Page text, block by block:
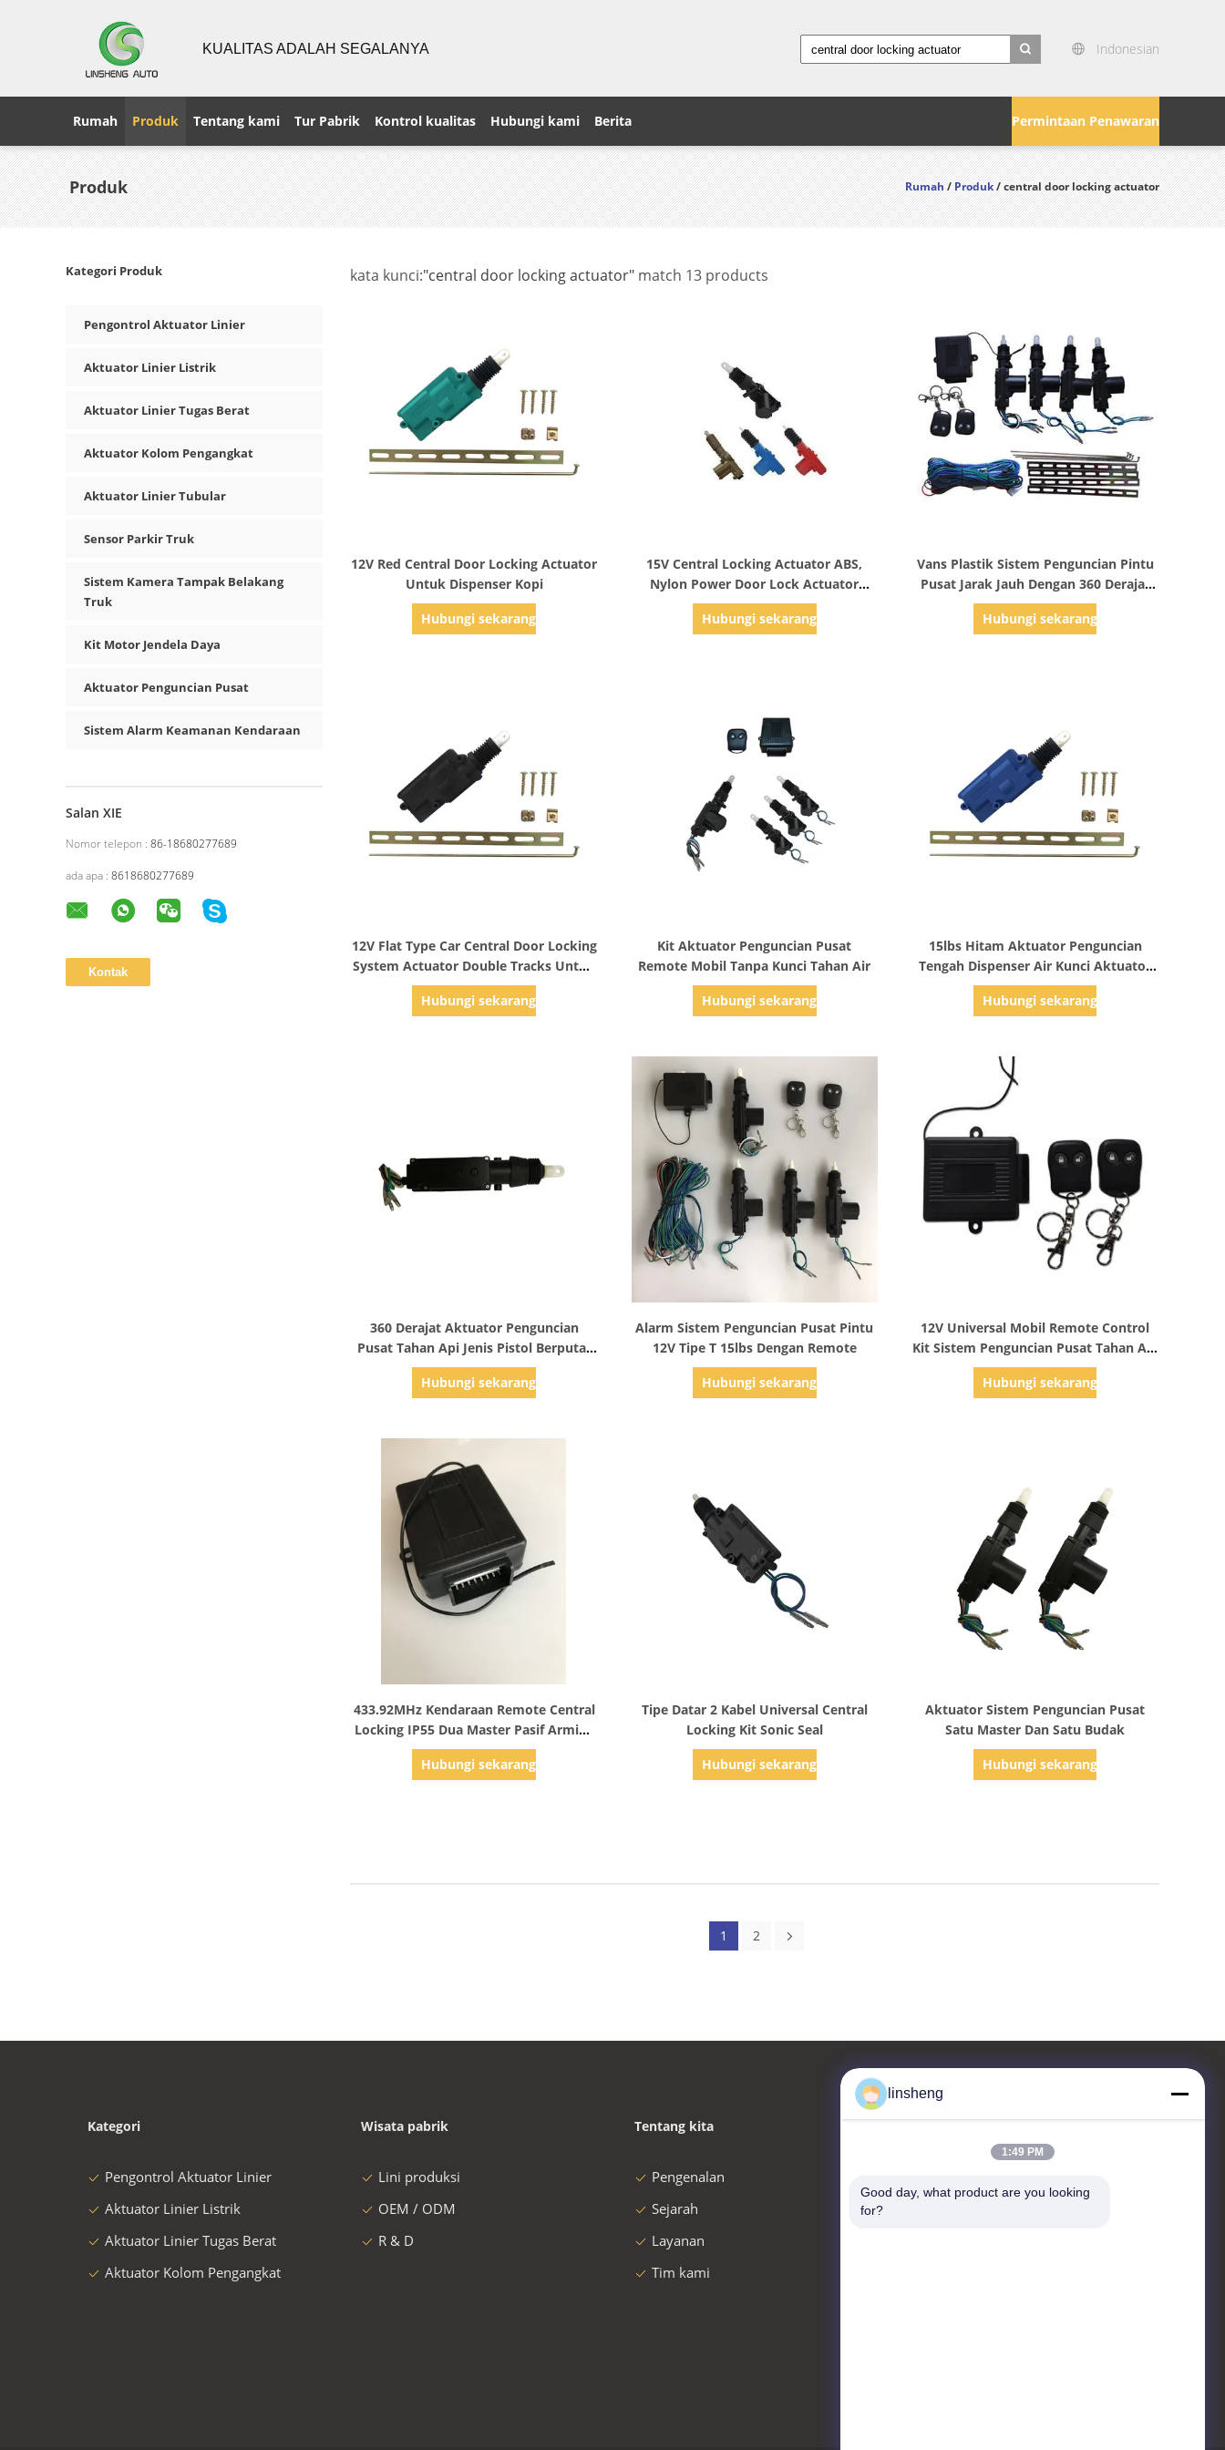
KUALITAS ADALAH SEGALANYA Indonesian
Permintaan Penawaran
Rumah Produk Tentang kami Tur Pabrik Kontrol kualitas Hubungi kami Berita
Produk Rumah/Produk/ central door locking actuator
Kategori Produk
Pengontrol Aktuator Linier
Aktuator Linier Listrik
Aktuator Linier Tugas Berat
Aktuator Kolom Pengangkat
Aktuator Linier Tubular
Sensor Parkir Truk
Sistem Kamera Tampak Belakang
Truk
Kit Motor Jendela Daya
Aktuator Penguncian Pusat
Sistem Alarm Keamanan Kendaraan
Salan XIE
Nomor telepon : 86-18680277689
ada apa : 8618680277689
kata kunci:"central door locking actuator" match 13 products
12V Red Central Door Locking Actuator
Untuk Dispenser Kopi
Hubungi sekarang
15V Central Locking Actuator ABS,
Nylon Power Door Lock Actuator
Motor
Hubungi sekarang
Vans Plastik Sistem Penguncian Pintu
Pusat Jarak Jauh Dengan 360 Derajat
Tahan Api
Hubungi sekarang
12V Flat Type Car Central Door Locking
System Actuator Double Tracks Untuk
Perabotan Rumah Tangga
Hubungi sekarang
Kit Aktuator Penguncian Pusat
Remote Mobil Tanpa Kunci Tahan Air
Hubungi sekarang
15lbs Hitam Aktuator Penguncian
Tengah Dispenser Air Kunci Aktuator
Motor Dengan Termistor
Hubungi sekarang
360 Derajat Aktuator Penguncian
Pusat Tahan Api Jenis Pistol Berputar
Nylon Kunci Alarm Anti Pencurian
Hubungi sekarang
Alarm Sistem Penguncian Pusat Pintu
12V Tipe T 15lbs Dengan Remote
Hubungi sekarang
12V Universal Mobil Remote Control
Kit Sistem Penguncian Pusat Tahan Api
IP55
Hubungi sekarang
433.92MHz Kendaraan Remote Central
Locking IP55 Dua Master Pasif Arming
Car Alarm
Hubungi sekarang
Tipe Datar 2 Kabel Universal Central
Locking Kit Sonic Seal
Hubungi sekarang
Aktuator Sistem Penguncian Pusat
Satu Master Dan Satu Budak
Hubungi sekarang
1 2
Kategori
Pengontrol Aktuator Linier
Aktuator Linier Listrik
Aktuator Linier Tugas Berat
Aktuator Kolom Pengangkat
Wisata pabrik
Lini produksi
OEM / ODM
R & D
Tentang kita
Pengenalan
Sejarah
Layanan
Tim kami
Hubungi kami
ENTERPRISE CO., LTD
linsheng
1:49 PM
Good day, what product are you looking
for?